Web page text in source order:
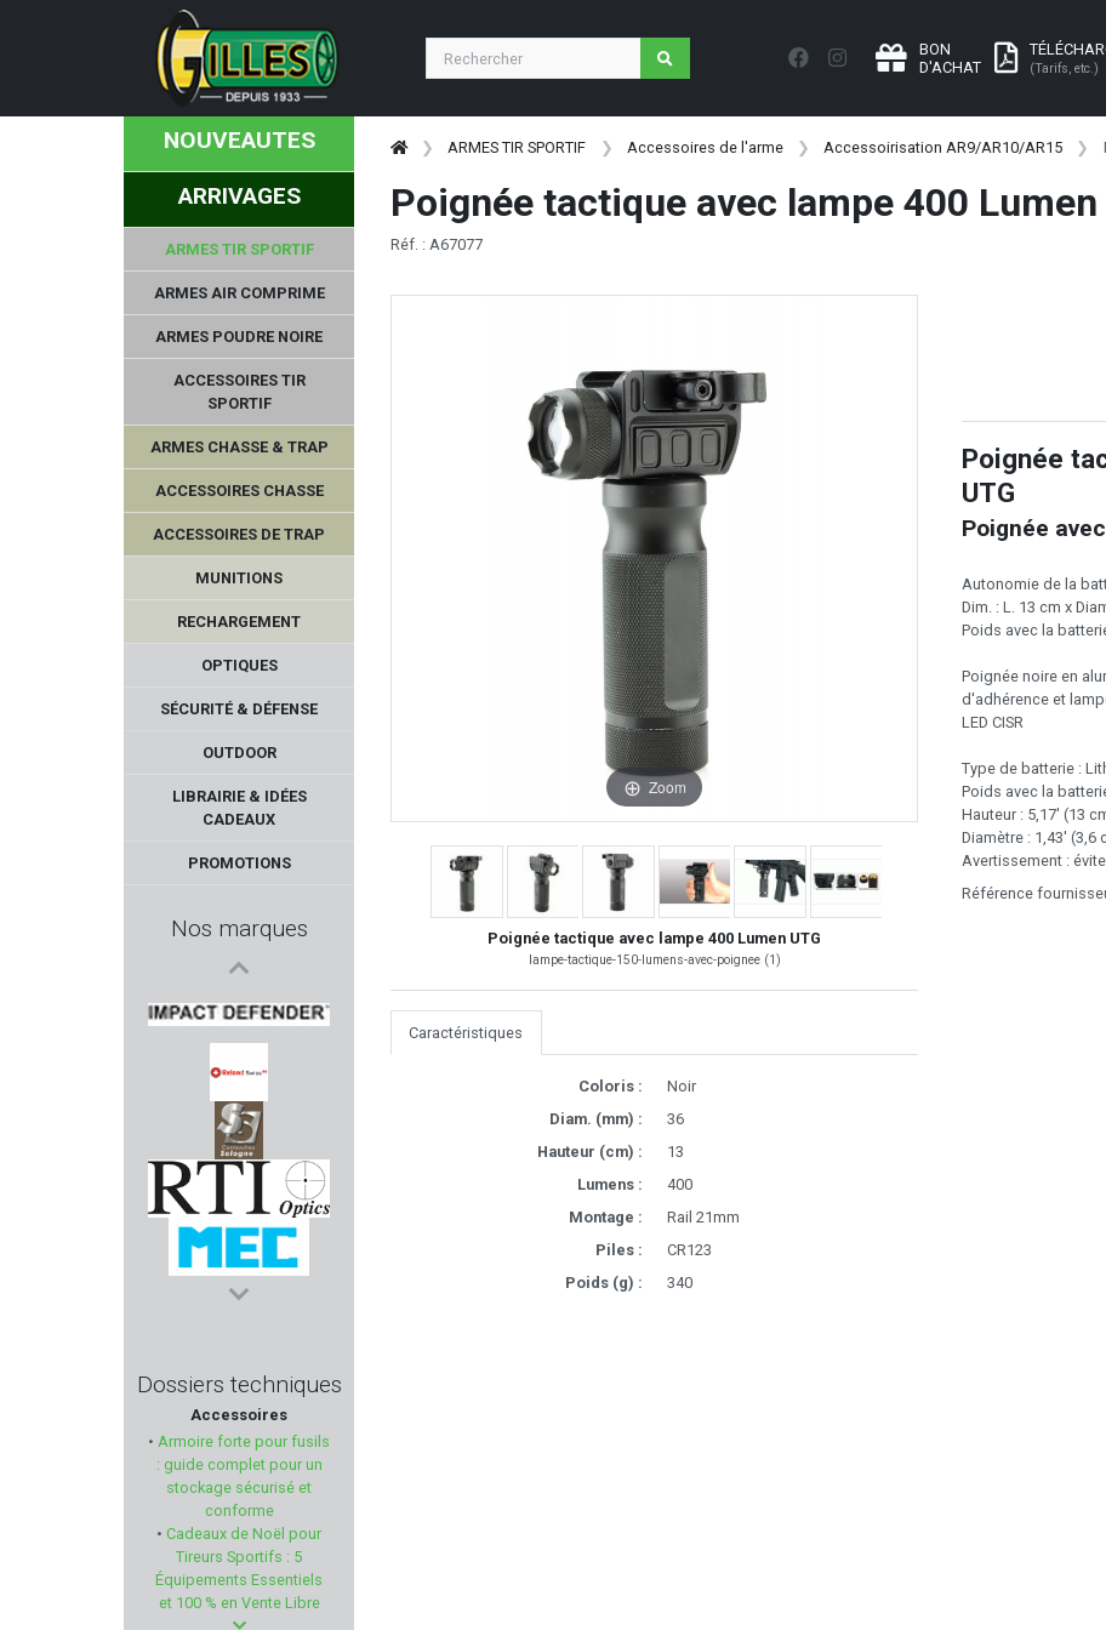
BON
D'ACHAT
(Tarifs, etc.)
NOUVEAUTES
ARRIVAGES
ARMES TIR SPORTIF
ARMES AIR COMPRIME
ARMES POUDRE NOIRE
ACCESSOIRES TIR
SPORTIF
ARMES CHASSE & TRAP
ACCESSOIRES CHASSE
ACCESSOIRES DE TRAP
MUNITIONS
RECHARGEMENT
OPTIQUES
SÉCURITÉ & DÉFENSE
OUTDOOR
LIBRAIRIE & IDÉES
CADEAUX
PROMOTIONS
Nos marques
NORICA
IMPACT DEFENDER
RELOAD SWISS
SOLOGNE
RTI Optics
MEC
HERA ARMS
MAGNUM RESEARCH
KRUGER
PACHMAYR
Dossiers techniques
Accessoires
• Armoire forte pour fusils
: guide complet pour un
stockage sécurisé et
conforme
• Cadeaux de Noël pour
Tireurs Sportifs : 5
Équipements Essentiels
et 100 % en Vente Libre
ARMES TIR SPORTIF Accessoires de l'arme Accessoirisation AR9/AR10/AR15
Poignée tactique avec lampe 400 Lumen
Réf. : A67077
Zoom
Poignée tactique avec lampe 400 Lumen UTG
lampe-tactique-150-lumens-avec-poignee (1)
Caractéristiques
Coloris :
Noir
Diam. (mm) :
36
Hauteur (cm) :
13
Lumens :
400
Montage :
Rail 21mm
Piles :
CR123
Poids (g) :
340
Poignée
UTG
Poignée
Autonomie de la
Dim. : L. 13 cm x
Poids avec la
Poignée noire en
d'adhérence et
LED CISR
Type de batterie :
Poids avec la
Hauteur : 5,17' (13
Diamètre : 1,43' (3,6
Avertissement :
Référence